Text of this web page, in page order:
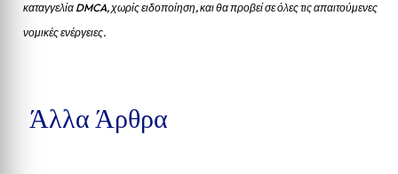
καταγγελία DMCA, χωρίς ειδοποίηση, και θα προβεί σε όλες τις απαιτούμενες
νομικές ενέργειες.
Άλλα Άρθρα